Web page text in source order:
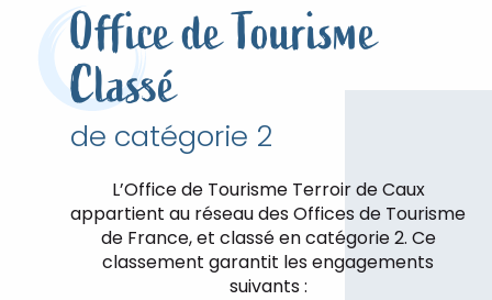
Office de Tourisme
Classé
de catégorie 2
L’Office de Tourisme Terroir de Caux
appartient au réseau des Offices de Tourisme
de France, et classé en catégorie 2. Ce
classement garantit les engagements
suivants :